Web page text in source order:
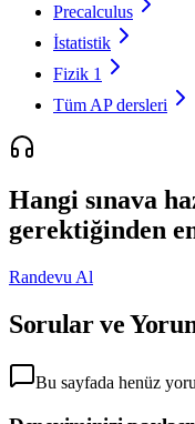
Precalculus
İstatistik
Fizik 1
Tüm AP dersleri
Hangi sınava
gerektiğinden
Randevu Al
Sorular ve
Bu sayfada henüz